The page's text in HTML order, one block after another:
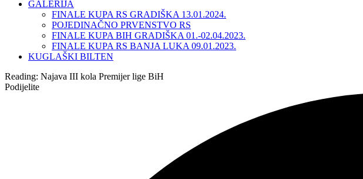
GALERIJA
FINALE KUPA RS GRADIŠKA 13.01.2024.
POJEDINAČNO PRVENSTVO RS
FINALE KUPA BIH GRADIŠKA 01.-02.04.2023.
FINALE KUPA RS BANJA LUKA 09.01.2023.
KUGLAŠKI BILTEN
Reading: Najava III kola Premijer lige BiH
Podijelite